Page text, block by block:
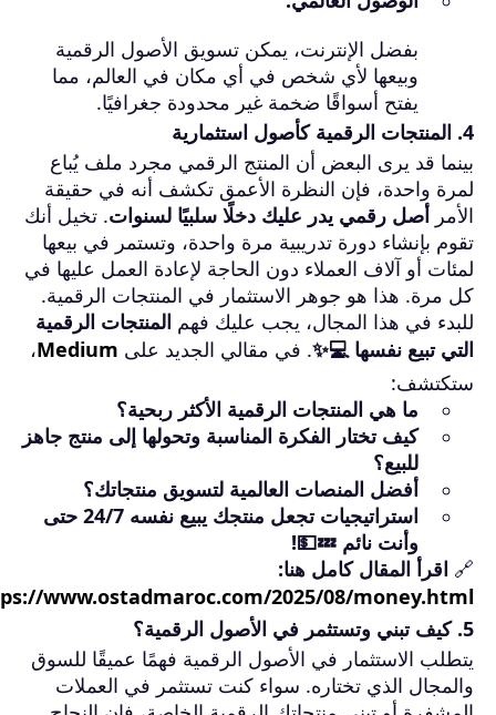
بفضل الإنترنت، يمكن تسويق الأصول الرقمية
وبيعها لأي شخص في أي مكان في العالم، مما
يفتح أسواقًا ضخمة غير محدودة جغرافيًا.
4. المنتجات الرقمية كأصول استثمارية
بينما قد يرى البعض أن المنتج الرقمي مجرد ملف يُباع
لمرة واحدة، فإن النظرة الأعمق تكشف أنه في حقيقة
الأمر أصل رقمي يدر عليك دخلًا سلبيًا لسنوات. تخيل أنك
تقوم بإنشاء دورة تدريبية مرة واحدة، وتستمر في بيعها
لمئات أو آلاف العملاء دون الحاجة لإعادة العمل عليها في
كل مرة. هذا هو جوهر الاستثمار في المنتجات الرقمية.
للبدء في هذا المجال، يجب عليك فهم المنتجات الرقمية
التي تبيع نفسها 💻✨. في مقالي الجديد على Medium،
ستكتشف:
ما هي المنتجات الرقمية الأكثر ربحية؟
كيف تختار الفكرة المناسبة وتحولها إلى منتج جاهز
للبيع؟
أفضل المنصات العالمية لتسويق منتجاتك؟
استراتيجيات تجعل منتجك يبيع نفسه 24/7 حتى
وأنت نائم 💤💵!
🔗 اقرأ المقال كامل هنا:
www.ostadmaroc.com/2025/08/money.html
5. كيف تبني وتستثمر في الأصول الرقمية؟
يتطلب الاستثمار في الأصول الرقمية فهمًا عميقًا للسوق
والمجال الذي تختاره. سواء كنت تستثمر في العملات